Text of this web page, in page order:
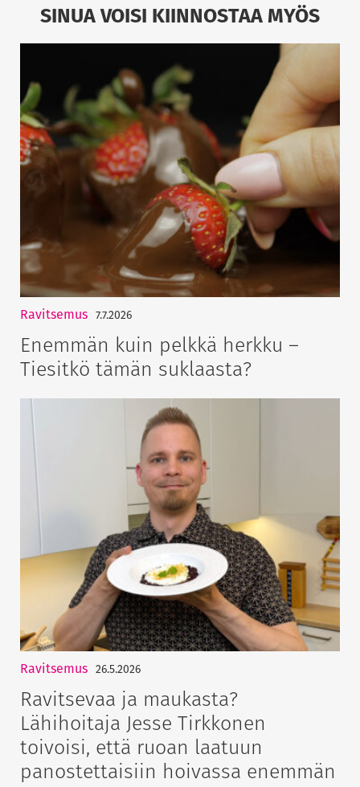
SINUA VOISI KIINNOSTAA MYÖS
Ravitsemus 7.7.2026
Enemmän kuin pelkkä herkku –
Tiesitkö tämän suklaasta?
Ravitsemus 26.5.2026
Ravitsevaa ja maukasta?
Lähihoitaja Jesse Tirkkonen
toivoisi, että ruoan laatuun
panostettaisiin hoivassa enemmän